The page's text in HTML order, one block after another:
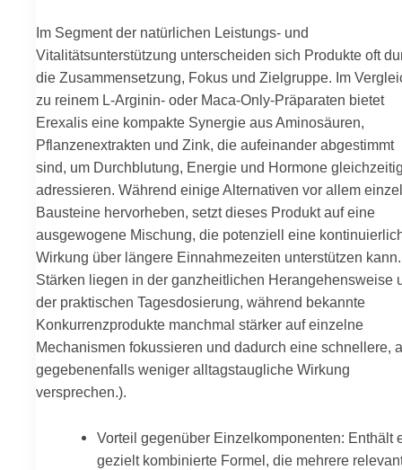
Im Segment der natürlichen Leistungs- und
Vitalitätsunterstützung unterscheiden sich Produkte oft
die Zusammensetzung, Fokus und Zielgruppe. Im
zu reinem L-Arginin- oder Maca-Only-Präparaten bietet
Erexalis eine kompakte Synergie aus Aminosäuren,
Pflanzenextrakten und Zink, die aufeinander abgestimmt
sind, um Durchblutung, Energie und Hormone
adressieren. Während einige Alternativen vor allem
Bausteine hervorheben, setzt dieses Produkt auf eine
ausgewogene Mischung, die potenziell eine
Wirkung über längere Einnahmezeiten unterstützen
Stärken liegen in der ganzheitlichen Herangehensweise
der praktischen Tagesdosierung, während bekannte
Konkurrenzprodukte manchmal stärker auf einzelne
Mechanismen fokussieren und dadurch eine schnellere,
gegebenenfalls weniger alltagstaugliche Wirkung
versprechen.).
Vorteil gegenüber Einzelkomponenten: Enthält
gezielt kombinierte Formel, die mehrere